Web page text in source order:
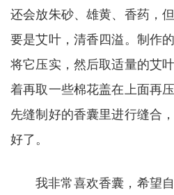
还会放朱砂、雄黄、香药，
要是艾叶，清香四溢。制作
将它压实，然后取适量的艾
着再取一些棉花盖在上面再
先缝制好的香囊里进行缝合
好了。
我非常喜欢香囊，希望